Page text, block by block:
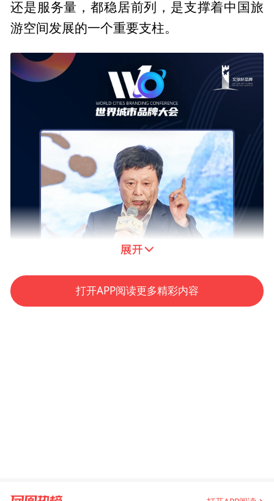
还是服务量，都稳居前列，是支撑着中国旅
游空间发展的一个重要支柱。
打开APP阅读更多精彩内容